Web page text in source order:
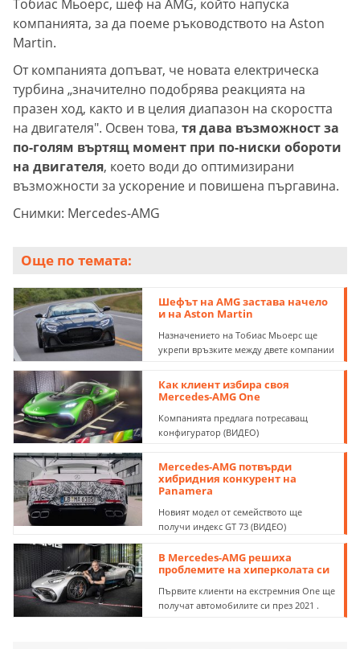
Тобиас Мьоерс, шеф на AMG, който напуска
компанията, за да поеме ръководството на Aston
Martin.
От компанията допъват, че новата електрическа
турбина „значително подобрява реакцията на
празен ход, както и в целия диапазон на скоростта
на двигателя". Освен това, тя дава възможност за
по-голям въртящ момент при по-ниски обороти
на двигателя, което води до оптимизирани
възможности за ускорение и повишена пъргавина.
Снимки: Mercedes-AMG
Още по темата:
Шефът на AMG застава начело
и на Aston Martin
Назначението на Тобиас Мьоерс ще
укрепи връзките между двете компании
Как клиент избира своя
Mercedes-AMG One
Компанията предлага потресаващ
конфигуратор (ВИДЕО)
Mercedes-AMG потвърди
хибридния конкурент на
Panamera
Новият модел от семейството ще
получи индекс GT 73 (ВИДЕО)
В Mercedes-AMG решиха
проблемите на хиперколата си
Първите клиенти на екстремния One ще
получат автомобилите си през 2021 .